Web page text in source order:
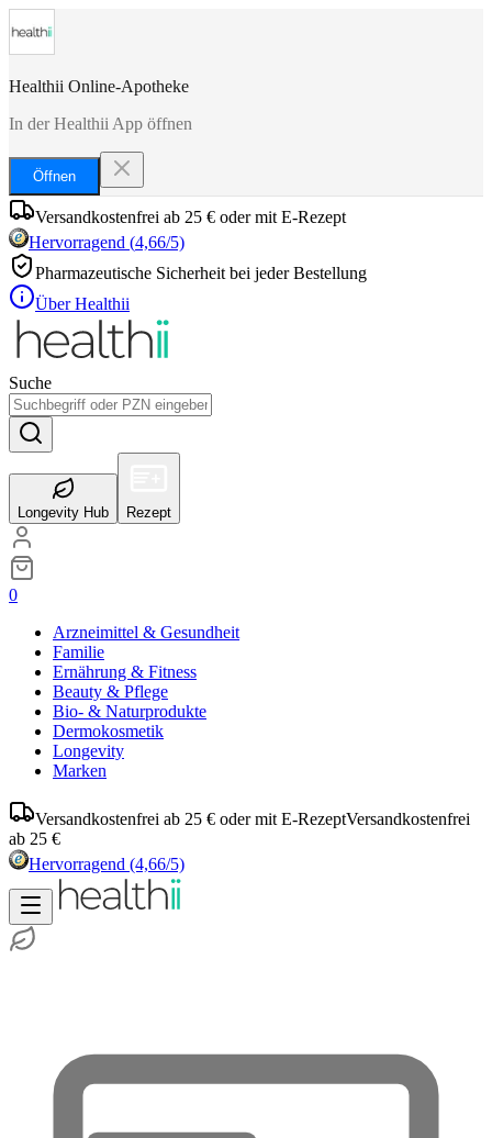
Healthii Online-Apotheke
In der Healthii App öffnen
Öffnen
Versandkostenfrei ab 25 € oder mit E-Rezept
Hervorragend (4,66/5)
Pharmazeutische Sicherheit bei jeder Bestellung
Über Healthii
Suche
Longevity Hub Rezept
0
Arzneimittel & Gesundheit
Familie
Ernährung & Fitness
Beauty & Pflege
Bio- & Naturprodukte
Dermokosmetik
Longevity
Marken
Versandkostenfrei ab 25 € oder mit E-RezeptVersandkostenfrei
ab 25 €
Hervorragend (4,66/5)